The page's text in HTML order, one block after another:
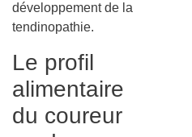
développement de la
tendinopathie.
Le profil
alimentaire
du coureur